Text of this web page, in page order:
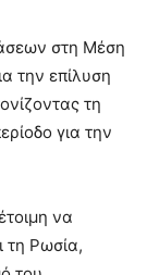
στη Μέση
την επίλυση
τη
για την
να
τη Ρωσία,